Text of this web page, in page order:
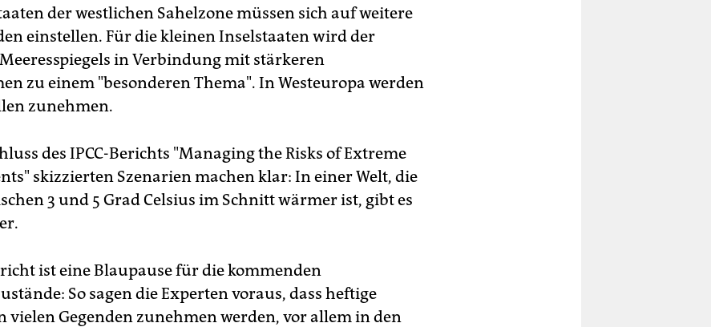
der westlichen Sahelzone müssen sich auf weitere
einstellen. Für die kleinen Inselstaaten wird der
in Verbindung mit stärkeren
zu einem "besonderen Thema". In Westeuropa werden
zunehmen.
des IPCC-Berichts "Managing the Risks of Extreme
skizzierten Szenarien machen klar: In einer Welt, die
3 und 5 Grad Celsius im Schnitt wärmer ist, gibt es
ist eine Blaupause für die kommenden
So sagen die Experten voraus, dass heftige
vielen Gegenden zunehmen werden, vor allem in den